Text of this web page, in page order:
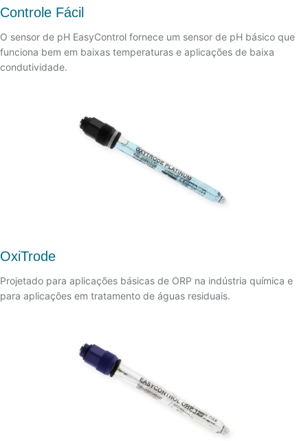
Controle Fácil
O sensor de pH EasyControl fornece um sensor de pH básico que
funciona bem em baixas temperaturas e aplicações de baixa
condutividade.
OxiTrode
Projetado para aplicações básicas de ORP na indústria química e
para aplicações em tratamento de águas residuais.